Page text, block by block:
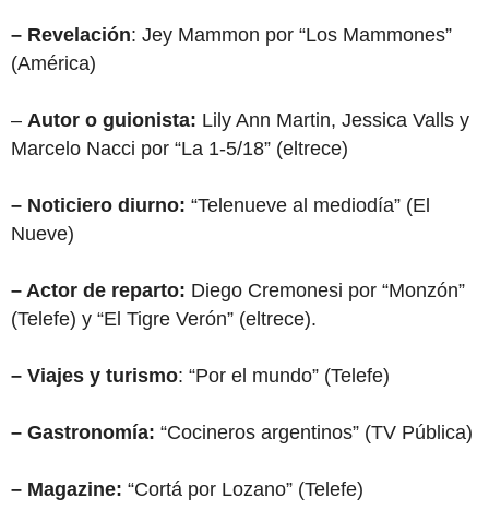
– Revelación: Jey Mammon por “Los Mammones”
(América)
– Autor o guionista: Lily Ann Martin, Jessica Valls y
Marcelo Nacci por “La 1-5/18” (eltrece)
– Noticiero diurno: “Telenueve al mediodía” (El
Nueve)
– Actor de reparto: Diego Cremonesi por “Monzón”
(Telefe) y “El Tigre Verón” (eltrece).
– Viajes y turismo: “Por el mundo” (Telefe)
– Gastronomía: “Cocineros argentinos” (TV Pública)
– Magazine: “Cortá por Lozano” (Telefe)